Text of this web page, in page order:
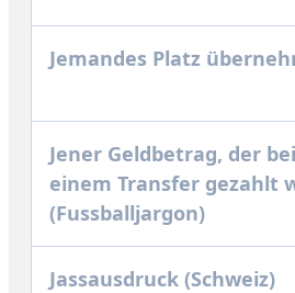
Jemandes Platz
Jener Geldbetrag, der bei
einem Transfer gezahlt
(Fussballjargon)
Jassausdruck (Schweiz)